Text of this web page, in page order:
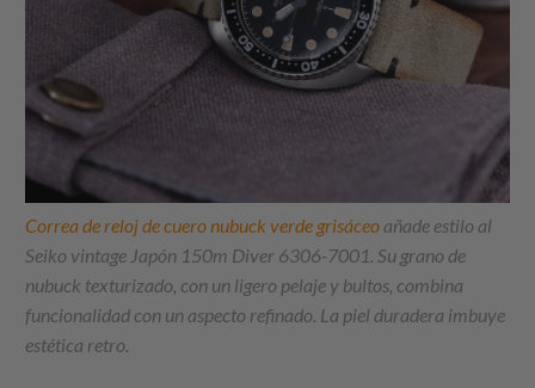
Correa de reloj de cuero nubuck verde grisáceoañade estilo al
Seiko vintage Japón 150m Diver 6306-7001. Su grano de
nubuck texturizado, con un ligero pelaje y bultos, combina
funcionalidad con un aspecto refinado. La piel duradera imbuye
estética retro.